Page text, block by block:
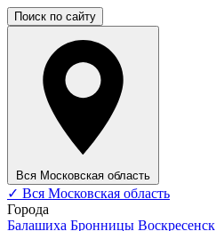
Поиск по сайту
Вся Московская область
✓ Вся Московская область
Города
Балашиха Бронницы Воскресенск